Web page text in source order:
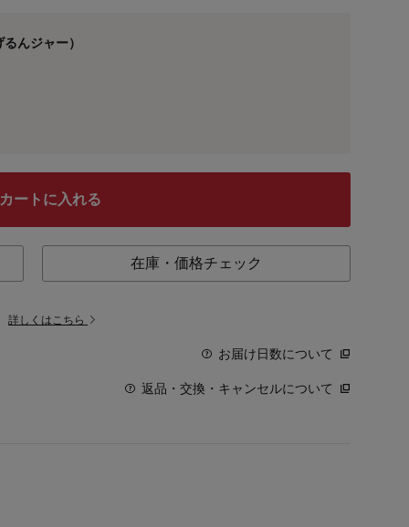
んジャー）
カートに入れる
在庫・価格チェック
詳しくはこちら
お届け日数について
返品・交換・キャンセルについて